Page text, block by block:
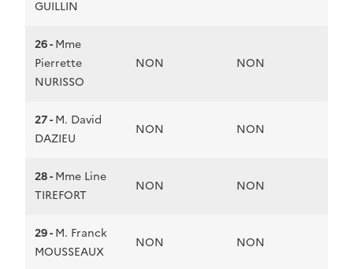
GUILLIN
26 -Mme
Pierrette
NURISSO
NON NON
27 -M. David
DAZIEU
NON NON
28 -Mme Line
TIREFORT
NON NON
29 -M. Franck
MOUSSEAUX
NON NON